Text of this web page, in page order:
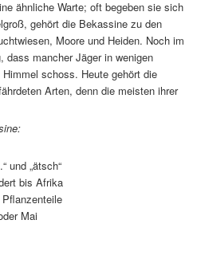
ähnliche Warte; oft begeben sie sich
gehört die Bekassine zu den
Moore und Heiden. Noch im
dass mancher Jäger in wenigen
schoss. Heute gehört die
Arten, denn die meis­ten ihrer
und „ätsch“
bis Afrika
Mai